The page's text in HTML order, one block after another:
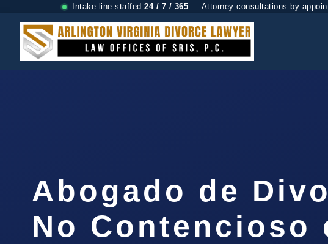
Intake line staffed 24 / 7 / 365 — Attorney consultations by
Abogado de
No Contencioso